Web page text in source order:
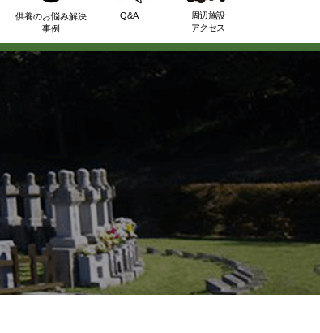
供養のお悩み解決
事例
Q&A
周辺施設
アクセス